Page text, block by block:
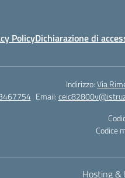
PolicyDichiarazione di
Indirizzo:Via
Email:
Codice
Hosting &